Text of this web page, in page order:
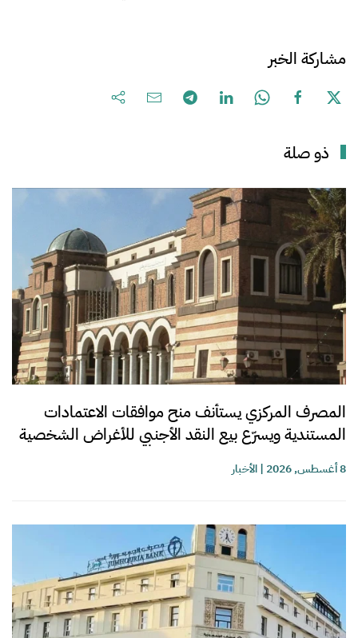
مشاركة الخبر
ذو صلة
المصرف المركزي يستأنف منح موافقات الاعتمادات
المستندية ويسرّع بيع النقد الأجنبي للأغراض الشخصية
8 أغسطس, 2026 |الأخبار